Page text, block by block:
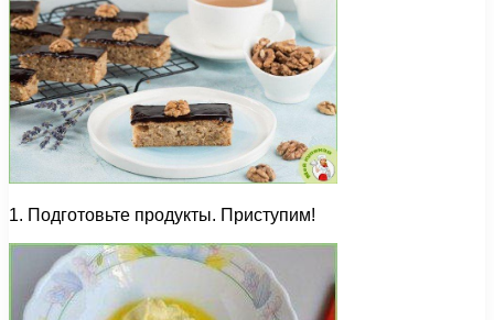
1. Подготовьте продукты. Приступим!